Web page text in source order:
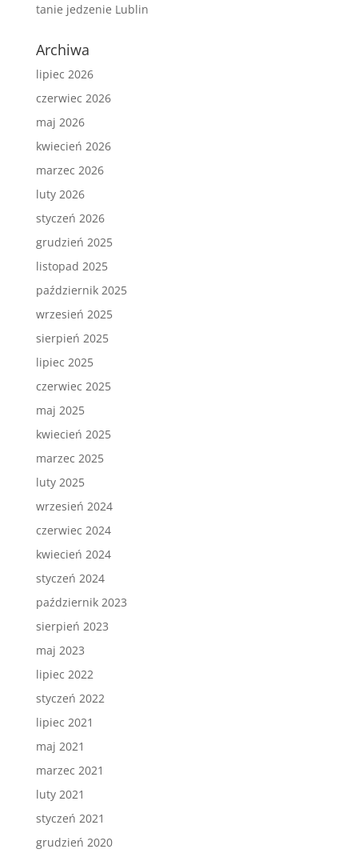
tanie jedzenie Lublin
Archiwa
lipiec 2026
czerwiec 2026
maj 2026
kwiecień 2026
marzec 2026
luty 2026
styczeń 2026
grudzień 2025
listopad 2025
październik 2025
wrzesień 2025
sierpień 2025
lipiec 2025
czerwiec 2025
maj 2025
kwiecień 2025
marzec 2025
luty 2025
wrzesień 2024
czerwiec 2024
kwiecień 2024
styczeń 2024
październik 2023
sierpień 2023
maj 2023
lipiec 2022
styczeń 2022
lipiec 2021
maj 2021
marzec 2021
luty 2021
styczeń 2021
grudzień 2020